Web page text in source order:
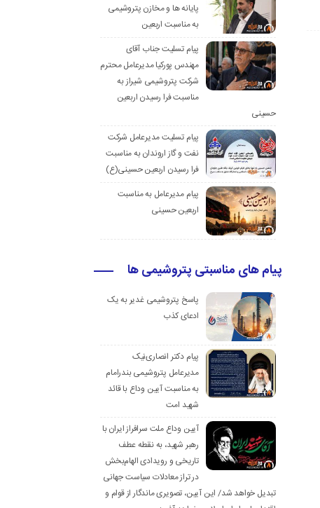
پایانه ها و مخازن پتروشیمی
به مناسبت اربعین
پیام تسلیت جناب آقای
مهندس پوركیا مدیرعامل محترم
شركت پتروشیمی شیراز به
مناسبت فرا رسیدن اربعین
حسینی
پیام تسلیت مدیرعامل شركت
نفت و گاز اروندان به مناسبت
فرا رسیدن اربعین حسینی(ع)
پیام مدیرعامل به مناسبت
اربعین حسینی
پیام های مناسبتی پتروشیمی ها
پاسخ پتروشیمی غدیر به یک
ادعای کذب
پیام دکتر انصاری‌نیک
مدیرعامل پتروشیمی بندرامام
به مناسبت آیین وداع با قائد
شهید امت
آیین وداع ملت سرافراز ایران با
رهبر شهید، به نقطه عطف
تاریخی و رویدادی الهام‌بخش
در تراز معادلات سیاست جهانی
تبدیل خواهد شد/ این آیین، تصویری ماندگار از قوام و